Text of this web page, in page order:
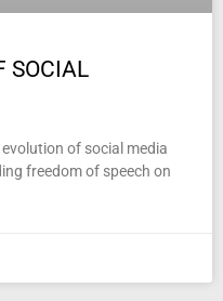
SOCIAL
of social media
freedom of speech on